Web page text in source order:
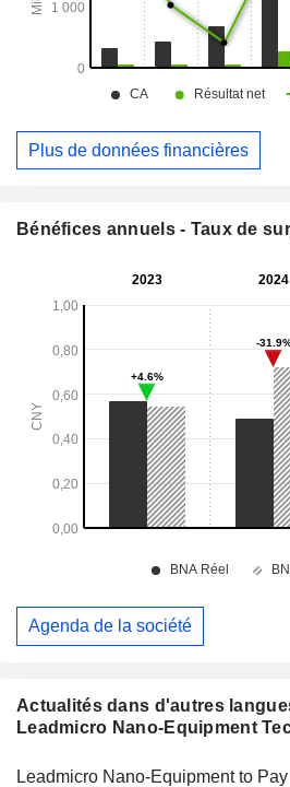
Actualités dans d'autres
Leadmicro Nano-Equipment
Leadmicro Nano-Equipment to
Plus de données financières
Bénéfices annuels - Taux de
Agenda de la société